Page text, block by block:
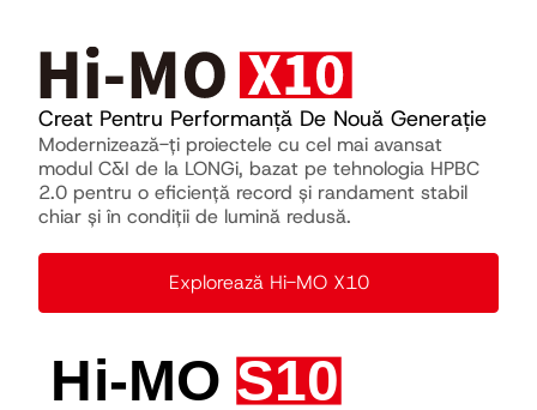
Creat Pentru Performanță De Nouă Generație
Modernizează-ți proiectele cu cel mai avansat
modul C&I de la LONGi, bazat pe tehnologia HPBC
2.0 pentru o eficiență record și randament stabil
chiar și în condiții de lumină redusă.
Explorează Hi-MO X10